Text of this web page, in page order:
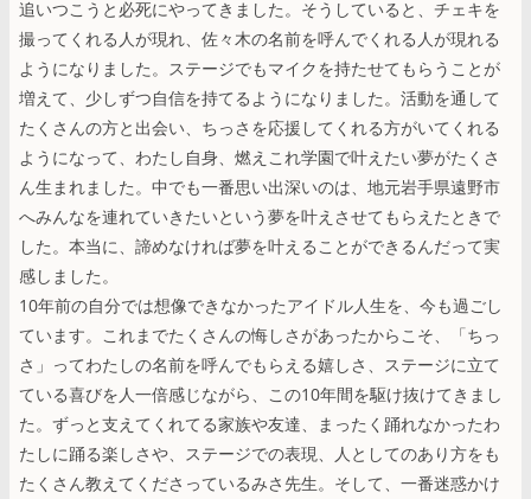
追いつこうと必死にやってきました。そうしていると、チェキを
撮ってくれる人が現れ、佐々木の名前を呼んでくれる人が現れる
ようになりました。ステージでもマイクを持たせてもらうことが
増えて、少しずつ自信を持てるようになりました。活動を通して
たくさんの方と出会い、ちっさを応援してくれる方がいてくれる
ようになって、わたし自身、燃えこれ学園で叶えたい夢がたくさ
ん生まれました。中でも一番思い出深いのは、地元岩手県遠野市
へみんなを連れていきたいという夢を叶えさせてもらえたときで
した。本当に、諦めなければ夢を叶えることができるんだって実
感しました。
10年前の自分では想像できなかったアイドル人生を、今も過ごし
ています。これまでたくさんの悔しさがあったからこそ、「ちっ
さ」ってわたしの名前を呼んでもらえる嬉しさ、ステージに立て
ている喜びを人一倍感じながら、この10年間を駆け抜けてきまし
た。ずっと支えてくれてる家族や友達、まったく踊れなかったわ
たしに踊る楽しさや、ステージでの表現、人としてのあり方をも
たくさん教えてくださっているみさ先生。そして、一番迷惑かけ